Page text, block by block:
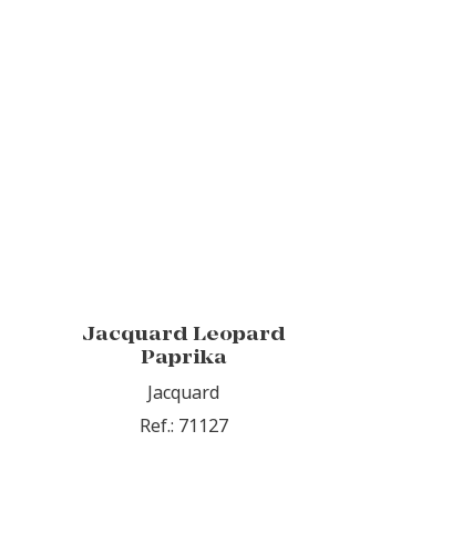
Jacquard Leopard
Paprika
Jacquard
Ref.: 71127